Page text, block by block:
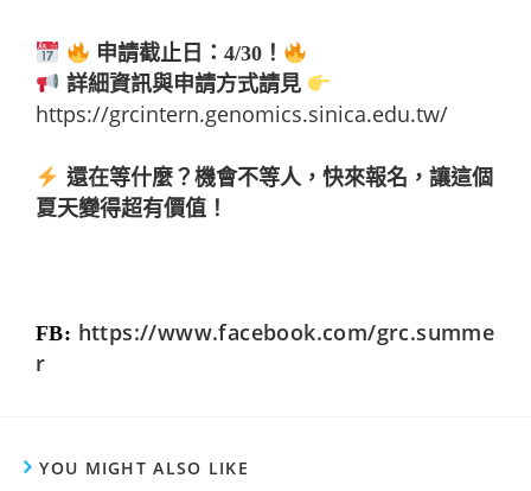
申請截止日： 4/30 ！
詳細資訊與申請方式請見
https://grcintern.genomics.sinica.edu.tw/
還在等什麼？機會不等人，快來報名，讓這個
夏天變得超有價值！
FB: https://www.facebook.com/grc.summe
r
YOU MIGHT ALSO LIKE